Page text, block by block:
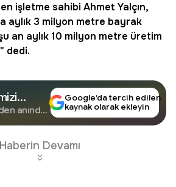
işletme sahibi Ahmet Yalçın,
aylık 3 milyon metre bayrak
an aylık 10 milyon metre üretim
dedi.
Takip
anında
Google’da tercih edilen
kaynak olarak ekleyin
Haberin Devamı